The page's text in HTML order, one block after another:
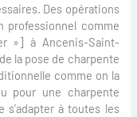
Des opérations
professionnel comme
»] à Ancenis-Saint-
la pose de charpente
comme on la
pour une charpente
s’adapter à toutes les